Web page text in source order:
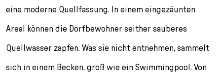
eine moderne Quellfassung. In einem eingezäunten
Areal können die Dorfbewohner seither sauberes
Quellwasser zapfen. Was sie nicht entnehmen, sammelt
sich in einem Becken, groß wie ein Swimmingpool. Von